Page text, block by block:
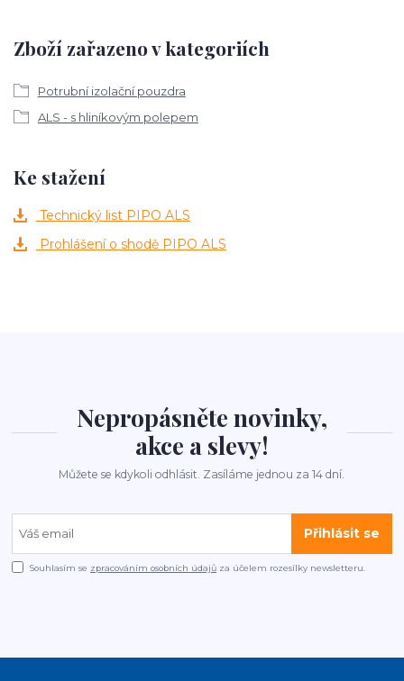
Zboží zařazeno v kategoriích
Potrubní izolační pouzdra
ALS - s hliníkovým polepem
Ke stažení
Technický list PIPO ALS
Prohlášení o shodě PIPO ALS
Nepropásněte novinky,
akce a slevy!
Můžete se kdykoli odhlásit. Zasíláme jednou za 14 dní.
Přihlásit se
Souhlasím se zpracováním osobních údajů za účelem rozesílky newsletteru.